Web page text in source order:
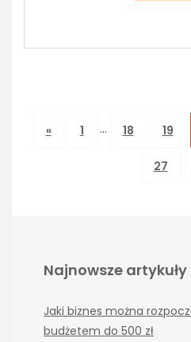
« 1 … 18 19
27
Najnowsze artykuły
Jaki biznes można
budżetem do 500 zł